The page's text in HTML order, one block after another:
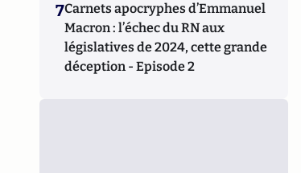
7Carnets apocryphes d’Emmanuel
Macron : l’échec du RN aux
législatives de 2024, cette grande
déception - Episode 2